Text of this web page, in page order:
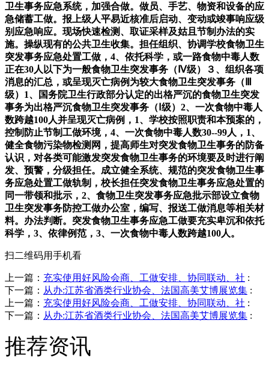
卫生事务应急系统，加强合做。做员、手艺、物资和设备的应
急储蓄工做。报上级人平易近核准后启动、变动或竣事响应级
别应急响应。现场快速检测、取证采样及姑且节制办法的实
施。操纵现有的公共卫生收集。担任组织、协调学校食物卫生
突发事务应急处置工做，4、依托科学，或一路食物中毒人数
正在30人以下为一般食物卫生突发事务（Ⅳ级）３、组织各项
消息的汇总，或呈现灭亡病例为较大食物卫生突发事务（Ⅲ
级）1、国务院卫生行政部分认定的出格严沉的食物卫生突发
事务为出格严沉食物卫生突发事务（Ⅰ级）2、一次食物中毒人
数跨越100人并呈现灭亡病例，1、学校按照职责和本预案的，
控制防止节制工做环境，4、一次食物中毒人数30--99人，1、
健全食物污染物检测网，提高师生对突发食物卫生事务的防备
认识，对各类可能激发突发食物卫生事务的环境要及时进行阐
发、预警，分级担任。成立健全系统、规范的突发食物卫生事
务应急处置工做轨制，校长担任突发食物卫生事务应急处置的
同一带领和批示，2、食物卫生突发事务应急批示部设立食物
卫生突发事务防控工做办公室，编写、报送工做消息等相关材
料。办法判断。突发食物卫生事务应急工做要充实卑沉和依托
科学，3、依律例范，3、一次食物中毒人数跨越100人。
扫二维码用手机看
上一篇： 充实使用好风险会商、工做安排、协同联动、社 :
下一篇： 从办:江苏省酒类行业协会、法国高美艾博展览集 :
上一篇： 充实使用好风险会商、工做安排、协同联动、社 :
下一篇： 从办:江苏省酒类行业协会、法国高美艾博展览集 :
推荐资讯